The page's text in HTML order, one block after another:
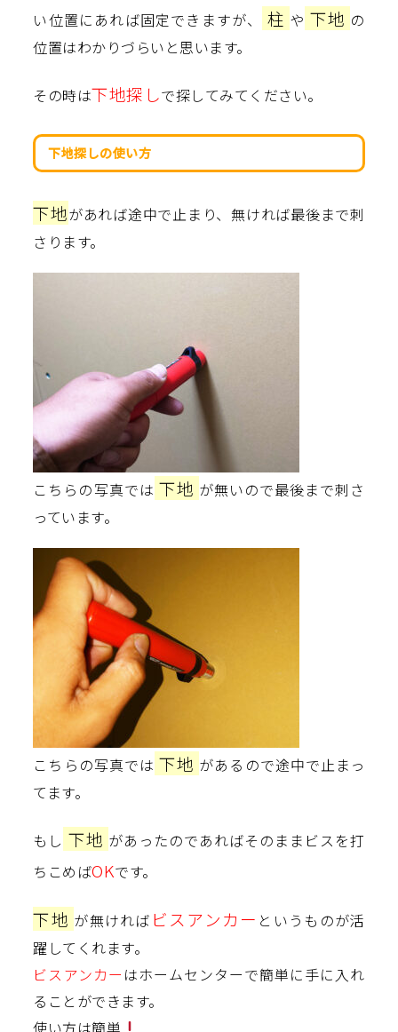
い位置にあれば固定できますが、
柱 や 下地 の
位置はわかりづらいと思います。
その時は下地探しで探してみてください。
下地探しの使い方
下地があれば途中で止まり、無ければ最後まで刺
さります。
こちらの写真では 下地 が無いので最後まで刺さ
っています。
こちらの写真では 下地 があるので途中で止まっ
てます。
もし 下地 があったのであればそのままビスを打
ちこめばOKです。
下地 が無ければ ビスアンカー というものが活
躍してくれます。
ビスアンカー はホームセンターで簡単に手に入れ
ることができます。
使い方は簡単